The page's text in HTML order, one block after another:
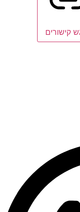
קישורים